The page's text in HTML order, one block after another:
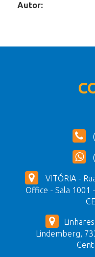
Autor:
VITÓRIA -
Office - Sala 1001
Lindemberg,